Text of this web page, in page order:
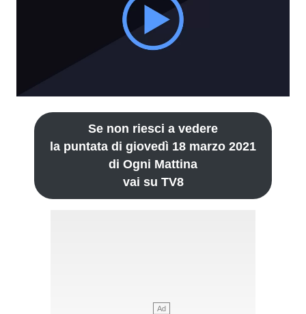
Se non riesci a vedere
la puntata di giovedì 18 marzo 2021
di Ogni Mattina
vai su TV8